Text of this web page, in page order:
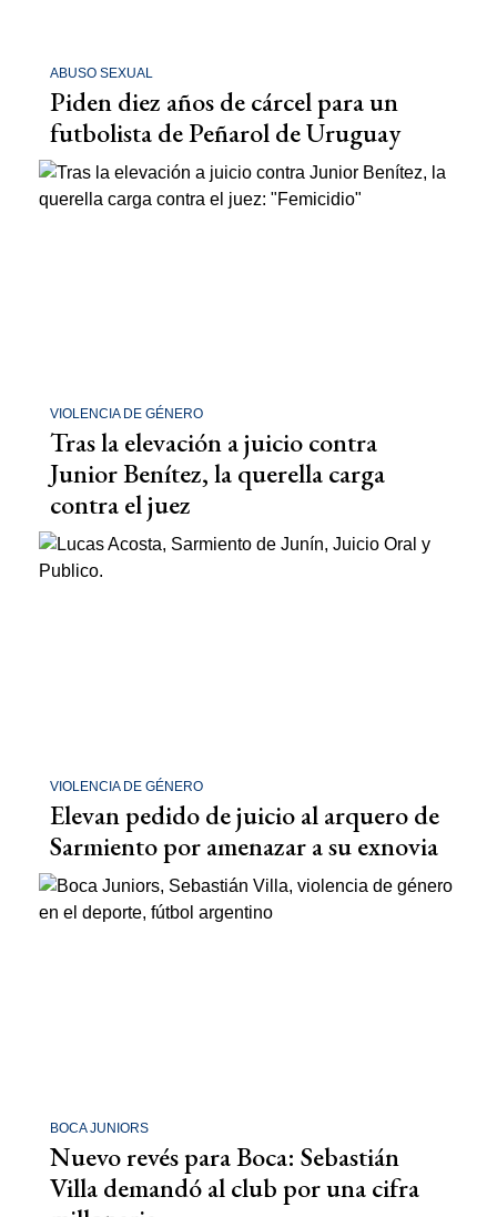
ABUSO SEXUAL
Piden diez años de cárcel para un
futbolista de Peñarol de Uruguay
VIOLENCIA DE GÉNERO
Tras la elevación a juicio contra
Junior Benítez, la querella carga
contra el juez
VIOLENCIA DE GÉNERO
Elevan pedido de juicio al arquero de
Sarmiento por amenazar a su exnovia
BOCA JUNIORS
Nuevo revés para Boca: Sebastián
Villa demandó al club por una cifra